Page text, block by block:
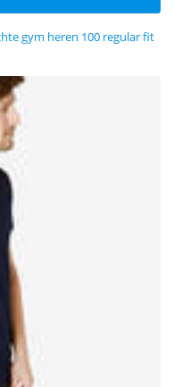
gym heren 100 regular fit